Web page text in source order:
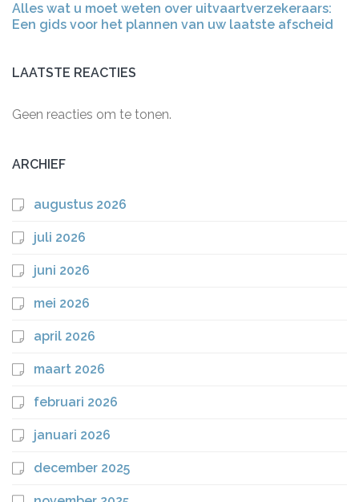
Alles wat u moet weten over uitvaartverzekeraars:
Een gids voor het plannen van uw laatste afscheid
LAATSTE REACTIES
Geen reacties om te tonen.
ARCHIEF
augustus 2026
juli 2026
juni 2026
mei 2026
april 2026
maart 2026
februari 2026
januari 2026
december 2025